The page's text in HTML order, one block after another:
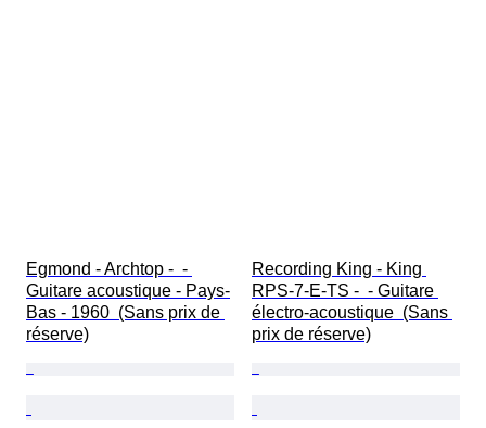
Egmond - Archtop -  -
Guitare acoustique - Pays-
Bas - 1960  (Sans prix de
réserve)
Recording King - King
RPS-7-E-TS -  - Guitare
électro-acoustique  (Sans
prix de réserve)